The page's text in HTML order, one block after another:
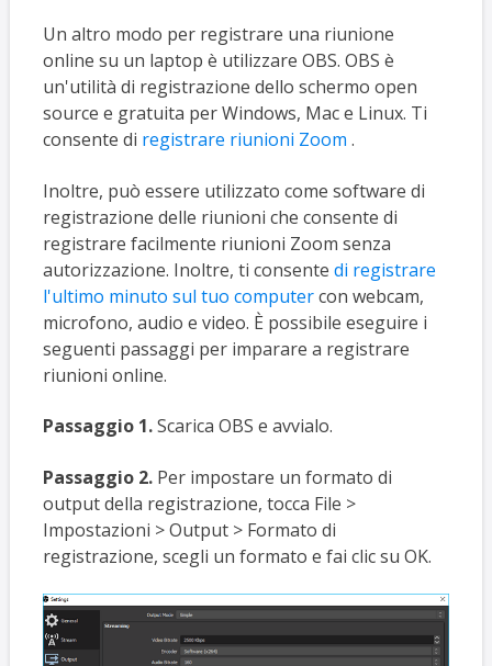
Un altro modo per registrare una riunione
online su un laptop è utilizzare OBS. OBS è
un'utilità di registrazione dello schermo open
source e gratuita per Windows, Mac e Linux. Ti
consente di registrare riunioni Zoom .
Inoltre, può essere utilizzato come software di
registrazione delle riunioni che consente di
registrare facilmente riunioni Zoom senza
autorizzazione. Inoltre, ti consente di registrare
l'ultimo minuto sul tuo computercon webcam,
microfono, audio e video. È possibile eseguire i
seguenti passaggi per imparare a registrare
riunioni online.
Passaggio 1.Scarica OBS e avvialo.
Passaggio 2.Per impostare un formato di
output della registrazione, tocca File >
Impostazioni > Output > Formato di
registrazione, scegli un formato e fai clic su OK.